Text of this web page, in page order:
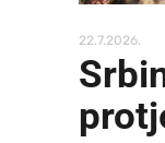
22.7.2026.